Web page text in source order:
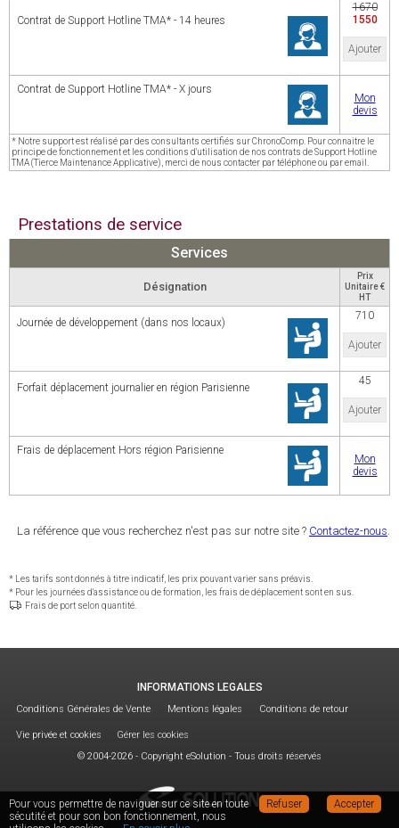
Contrat de Support Hotline TMA* - 14 heures
1670
1550
Ajouter
Contrat de Support Hotline TMA* - X jours
Mon
devis
* Notre support est réalisé par des consultants certifiés sur ChronoComp. Pour connaitre le
principe de fonctionnement et les conditions d'utilisation de nos contrats de Support Hotline
TMA (Tierce Maintenance Applicative), merci de nous contacter par téléphone ou par email.
Prestations de service
Services
Désignation
Prix
Unitaire €
HT
Journée de développement (dans nos locaux)
710
Ajouter
Forfait déplacement journalier en région Parisienne
45
Ajouter
Frais de déplacement Hors région Parisienne
Mon
devis
La référence que vous recherchez n'est pas sur notre site ? Contactez-nous.
* Les tarifs sont donnés à titre indicatif, les prix pouvant varier sans préavis.
* Pour les journées d'assistance ou de formation, les frais de déplacement sont en sus.
Frais de port selon quantité.
INFORMATIONS LEGALES
Conditions Générales de Vente Mentions légales Conditions de retour
Vie privée et cookies
Gérer les cookies
© 2004-2026 - Copyright eSolution - Tous droits réservés
Accepter
Refuser
Pour vous permettre de naviguer sur ce site en toute
sécutité et pour son bon fonctionnement, nous